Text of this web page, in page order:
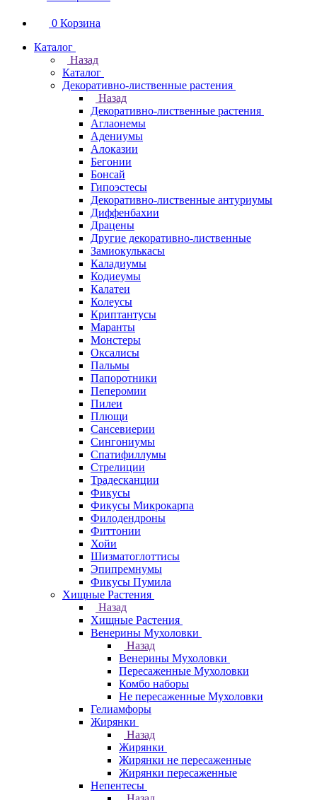
0 Корзина
Каталог
Назад
Каталог
Декоративно-лиственные растения
Назад
Декоративно-лиственные растения
Аглаонемы
Адениумы
Алоказии
Бегонии
Бонсай
Гипоэстесы
Декоративно-лиственные антуриумы
Диффенбахии
Драцены
Другие декоративно-лиственные
Замиокулькасы
Каладиумы
Кодиеумы
Калатеи
Колеусы
Криптантусы
Маранты
Монстеры
Оксалисы
Пальмы
Папоротники
Пеперомии
Пилеи
Плющи
Сансевиерии
Сингониумы
Спатифиллумы
Стрелиции
Традесканции
Фикусы
Фикусы Микрокарпа
Филодендроны
Фиттонии
Хойи
Шизматоглоттисы
Эпипремнумы
Фикусы Пумила
Хищные Растения
Назад
Хищные Растения
Венерины Мухоловки
Назад
Венерины Мухоловки
Пересаженные Мухоловки
Комбо наборы
Не пересаженные Мухоловки
Гелиамфоры
Жирянки
Назад
Жирянки
Жирянки не пересаженные
Жирянки пересаженные
Непентесы